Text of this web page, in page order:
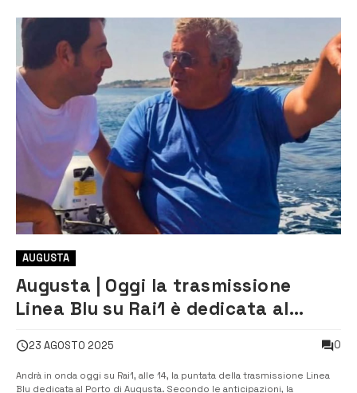
AUGUSTA
Augusta | Oggi la trasmissione
Linea Blu su Rai1 è dedicata al
23 AGOSTO 2025 0
Andrà in onda oggi su Rai1, alle 14, la puntata della trasmissione Linea
Blu dedicata al Porto di Augusta. Secondo le anticipazioni, la